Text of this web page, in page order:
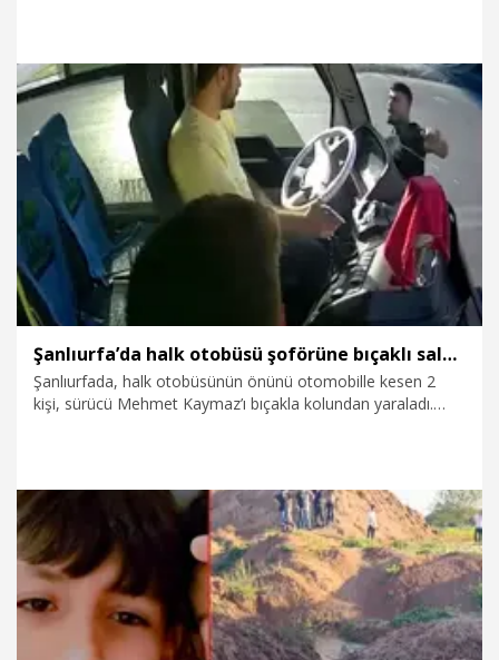
3.09.2025 Video
Şanlıurfa’da halk otobüsü şoförüne bıçaklı saldırı kamerada
Şanlıurfada, halk otobüsünün önünü otomobille kesen 2
kişi, sürücü Mehmet Kaymaz’ı bıçakla kolundan yaraladı.
3.09.2025 Foto Galeri